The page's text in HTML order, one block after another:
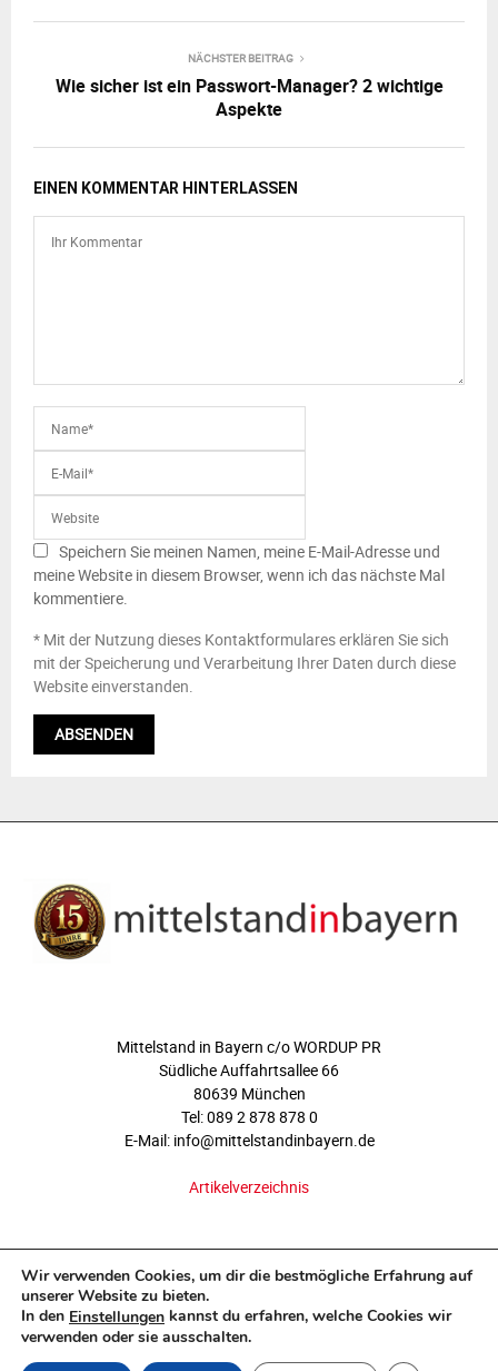
NÄCHSTER BEITRAG
Wie sicher ist ein Passwort-Manager? 2 wichtige
Aspekte
EINEN KOMMENTAR HINTERLASSEN
Speichern Sie meinen Namen, meine E-Mail-Adresse und
meine Website in diesem Browser, wenn ich das nächste Mal
kommentiere.
* Mit der Nutzung dieses Kontaktformulares erklären Sie sich
mit der Speicherung und Verarbeitung Ihrer Daten durch diese
Website einverstanden.
Mittelstand in Bayern c/o WORDUP PR
Südliche Auffahrtsallee 66
80639 München
Tel: 089 2 878 878 0
E-Mail: info@mittelstandinbayern.de
Artikelverzeichnis
Wir verwenden Cookies, um dir die bestmögliche Erfahrung auf
unserer Website zu bieten.
In den Einstellungen kannst du erfahren, welche Cookies wir
verwenden oder sie ausschalten.